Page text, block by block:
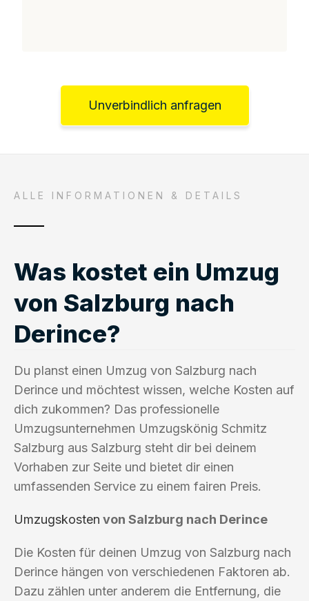
Unverbindlich anfragen
ALLE INFORMATIONEN & DETAILS
Was kostet ein Umzug
von Salzburg nach
Derince?
Du planst einen Umzug von Salzburg nach
Derince und möchtest wissen, welche Kosten auf
dich zukommen? Das professionelle
Umzugsunternehmen Umzugskönig Schmitz
Salzburg aus Salzburg steht dir bei deinem
Vorhaben zur Seite und bietet dir einen
umfassenden Service zu einem fairen Preis.
Umzugskosten von Salzburg nach Derince
Die Kosten für deinen Umzug von Salzburg nach
Derince hängen von verschiedenen Faktoren ab.
Dazu zählen unter anderem die Entfernung, die